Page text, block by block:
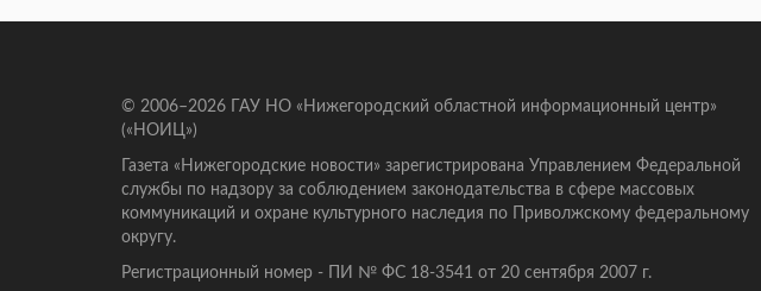
© 2006–2026 ГАУ НО «Нижегородский областной информационный центр»
(«НОИЦ»)
Газета «Нижегородские новости» зарегистрирована Управлением Федеральной
службы по надзору за соблюдением законодательства в сфере массовых
коммуникаций и охране культурного наследия по Приволжскому федеральному
округу.
Регистрационный номер - ПИ № ФС 18-3541 от 20 сентября 2007 г.